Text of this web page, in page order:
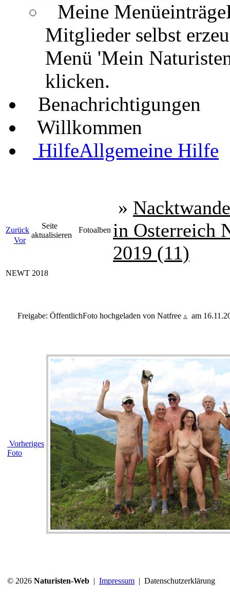
Meine Menüeinträge
Mitglieder selbst
Menü 'Mein
klicken.
Benachrichtigungen
Willkommen
HilfeAllgemeine Hilfe
Zurück
Vor
Seite
aktualisieren
Fotoalben
»
in Osterreich
2019 (11)
NEWT 2018
Freigabe: ÖffentlichFoto hochgeladen von Natfree am
Vorheriges
Foto
© 2026 Naturisten-Web | Impressum | Datenschutzerklärung